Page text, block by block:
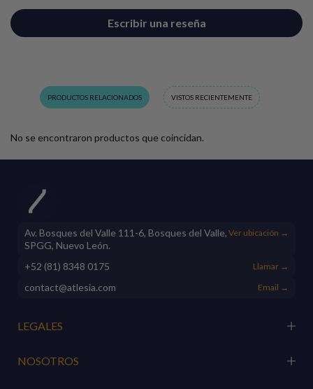
Escribir una reseña
PRODUCTOS RELACIONADOS VISTOS RECIENTEMENTE
No se encontraron productos que coincidan.
Av. Bosques del Valle 111-6, Bosques del Valle,
SPGG, Nuevo León.
Ver ubicación →
+52 (81) 8348 0175 Llamar →
contact@atlesia.com Email →
LEGALES
NOSOTROS